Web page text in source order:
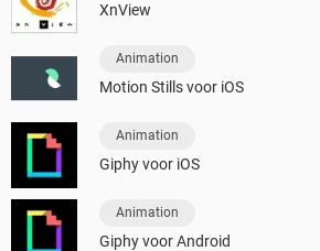
XnView
Animation
Motion Stills voor iOS
Animation
Giphy voor iOS
Animation
Giphy voor Android